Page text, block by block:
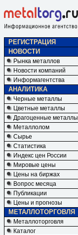
РЕГИСТРАЦИЯ
НОВОСТИ
Рынка металлов
Новости компаний
Информагентства
АНАЛИТИКА
Черные металлы
Цветные металлы
Драгоценные металлы
Металлолом
Сырье
Статистика
Индекс цен России
Мировые цены
Цены на биржах
Вопрос месяца
Публикации
Цены и прогнозы
МЕТАЛЛОТОРГОВЛЯ
Металлоторговля
Каталог